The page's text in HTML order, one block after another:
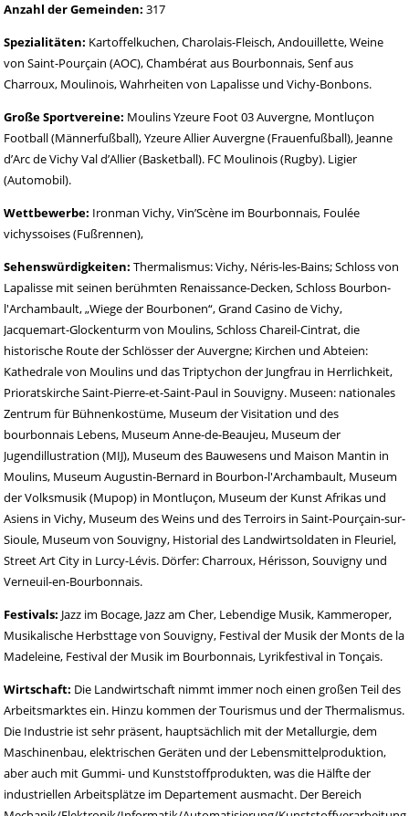
Anzahl der Gemeinden: 317
Spezialitäten: Kartoffelkuchen, Charolais-Fleisch, Andouillette, Weine
von Saint-Pourçain (AOC), Chambérat aus Bourbonnais, Senf aus
Charroux, Moulinois, Wahrheiten von Lapalisse und Vichy-Bonbons.
Große Sportvereine: Moulins Yzeure Foot 03 Auvergne, Montluçon
Football (Männerfußball), Yzeure Allier Auvergne (Frauenfußball), Jeanne
d’Arc de Vichy Val d’Allier (Basketball). FC Moulinois (Rugby). Ligier
(Automobil).
Wettbewerbe: Ironman Vichy, Vin’Scène im Bourbonnais, Foulée
vichyssoises (Fußrennen),
Sehenswürdigkeiten: Thermalismus: Vichy, Néris-les-Bains; Schloss von
Lapalisse mit seinen berühmten Renaissance-Decken, Schloss Bourbon-
l'Archambault, „Wiege der Bourbonen“, Grand Casino de Vichy,
Jacquemart-Glockenturm von Moulins, Schloss Chareil-Cintrat, die
historische Route der Schlösser der Auvergne; Kirchen und Abteien:
Kathedrale von Moulins und das Triptychon der Jungfrau in Herrlichkeit,
Prioratskirche Saint-Pierre-et-Saint-Paul in Souvigny. Museen: nationales
Zentrum für Bühnenkostüme, Museum der Visitation und des
bourbonnais Lebens, Museum Anne-de-Beaujeu, Museum der
Jugendillustration (MIJ), Museum des Bauwesens und Maison Mantin in
Moulins, Museum Augustin-Bernard in Bourbon-l'Archambault, Museum
der Volksmusik (Mupop) in Montluçon, Museum der Kunst Afrikas und
Asiens in Vichy, Museum des Weins und des Terroirs in Saint-Pourçain-sur-
Sioule, Museum von Souvigny, Historial des Landwirtsoldaten in Fleuriel,
Street Art City in Lurcy-Lévis. Dörfer: Charroux, Hérisson, Souvigny und
Verneuil-en-Bourbonnais.
Festivals: Jazz im Bocage, Jazz am Cher, Lebendige Musik, Kammeroper,
Musikalische Herbsttage von Souvigny, Festival der Musik der Monts de la
Madeleine, Festival der Musik im Bourbonnais, Lyrikfestival in Tonçais.
Wirtschaft: Die Landwirtschaft nimmt immer noch einen großen Teil des
Arbeitsmarktes ein. Hinzu kommen der Tourismus und der Thermalismus.
Die Industrie ist sehr präsent, hauptsächlich mit der Metallurgie, dem
Maschinenbau, elektrischen Geräten und der Lebensmittelproduktion,
aber auch mit Gummi- und Kunststoffprodukten, was die Hälfte der
industriellen Arbeitsplätze im Departement ausmacht. Der Bereich